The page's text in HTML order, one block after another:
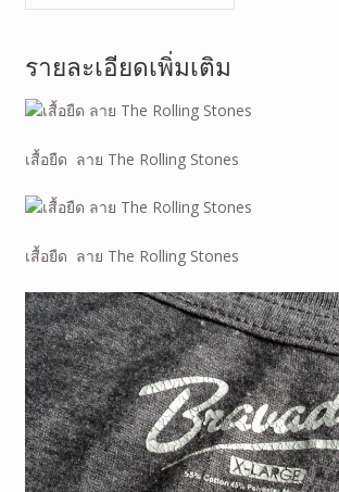
รายละเอียดเพิ่มเติม
เสื้อยืด ลาย The Rolling Stones
เสื้อยืด ลาย The Rolling Stones